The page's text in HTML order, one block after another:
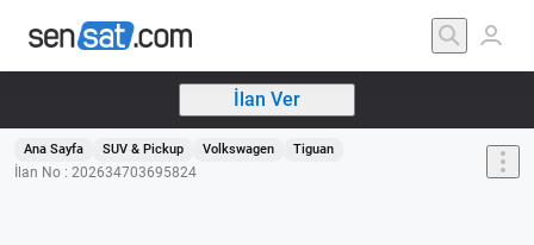
İlan Ver
Ana Sayfa SUV & Pickup Volkswagen Tiguan
İlan No : 202634703695824